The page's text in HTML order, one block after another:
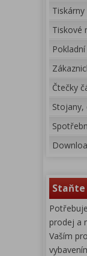
Tiskové
Čtečky
Stojany,
Staňte
prodej a
Vaším